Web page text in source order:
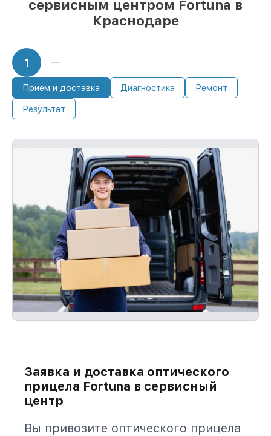
сервисным центром Fortuna в
Краснодаре
1
Прием и доставка Диагностика Ремонт
Результат
Заявка и доставка оптического
прицела Fortuna в сервисный
центр
Вы привозите оптического прицела